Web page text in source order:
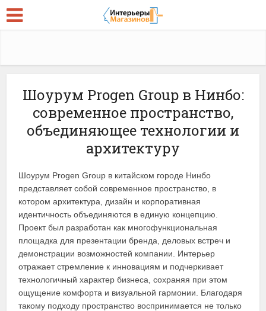
Шоурум Progen Group в Нинбо:
современное пространство,
объединяющее технологии и
архитектуру
Шоурум Progen Group в китайском городе Нинбо
представляет собой современное пространство, в
котором архитектура, дизайн и корпоративная
идентичность объединяются в единую концепцию.
Проект был разработан как многофункциональная
площадка для презентации бренда, деловых встреч и
демонстрации возможностей компании. Интерьер
отражает стремление к инновациям и подчеркивает
технологичный характер бизнеса, сохраняя при этом
ощущение комфорта и визуальной гармонии. Благодаря
такому подходу пространство воспринимается не только